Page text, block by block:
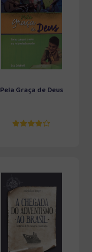
Pela Graça de Deus